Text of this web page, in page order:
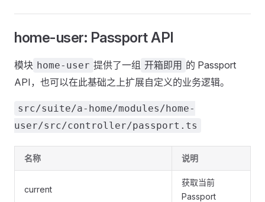
home-user: Passport API
模块 home-user 提供了一组 开箱即用 的 Passport
API，也可以在此基础之上扩展自定义的业务逻辑。
src/suite/a-home/modules/home-
user/src/controller/passport.ts
名称 说明
current
获取当前
Passport